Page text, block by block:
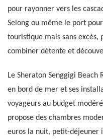
pour rayonner vers les
Selong ou même le port
touristique mais sans
combiner détente et
Le Sheraton Senggigi Beach
en bord de mer et ses
voyageurs au budget
propose des chambres
euros la nuit, petit-déjeuner